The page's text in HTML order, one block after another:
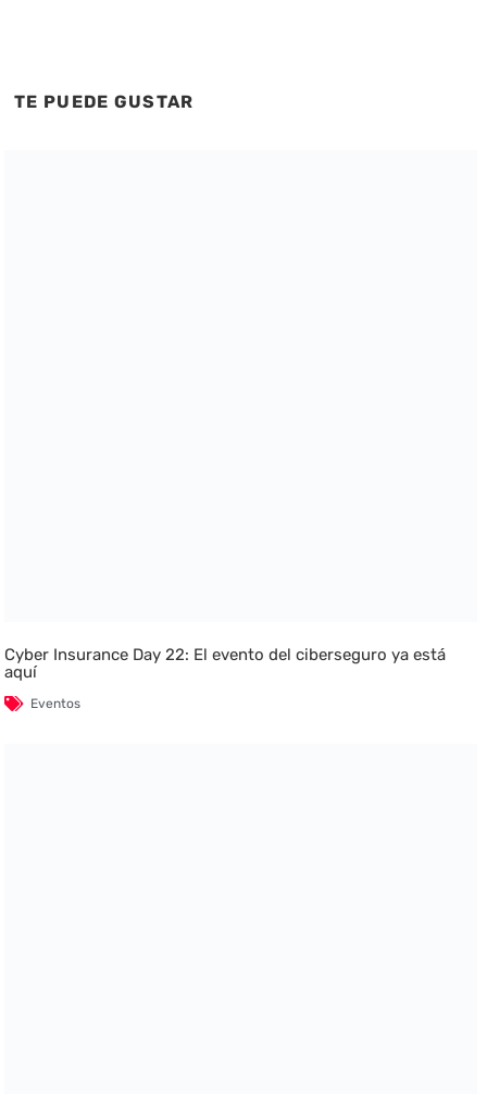
TE PUEDE GUSTAR
Cyber Insurance Day 22: El evento del ciberseguro ya está
aquí
Eventos